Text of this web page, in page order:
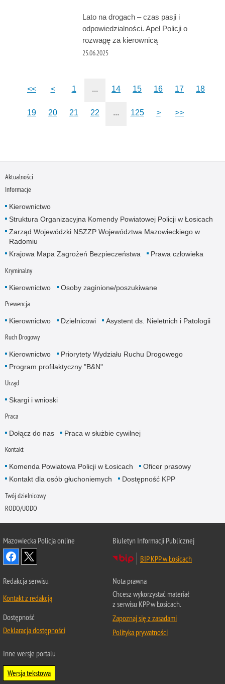
Lato na drogach – czas pasji i
odpowiedzialności. Apel Policji o
rozwagę za kierownicą
25.06.2025
<< < 1 ... 14 15 16 17 18
19 20 21 22 ... 125 > >>
Aktualności
Informacje
Kierownictwo
Struktura Organizacyjna Komendy Powiatowej Policji w Łosicach
Zarząd Wojewódzki NSZZP Województwa Mazowieckiego w
Radomiu
Krajowa Mapa Zagrożeń Bezpieczeństwa
Prawa człowieka
Kryminalny
Kierownictwo Osoby zaginione/poszukiwane
Prewencja
Kierownictwo Dzielnicowi Asystent ds. Nieletnich i Patologii
Ruch Drogowy
Kierownictwo
Priorytety Wydziału Ruchu Drogowego
Program profilaktyczny "B&N"
Urząd
Skargi i wnioski
Praca
Dołącz do nas Praca w służbie cywilnej
Kontakt
Komenda Powiatowa Policji w Łosicach
Oficer prasowy
Kontakt dla osób głuchoniemych
Dostępność KPP
Twój dzielnicowy
RODO/UODO
Mazowiecka Policja online
Biuletyn Informacji Publicznej
BIP KPP w Łosicach
Redakcja serwisu
Kontakt z redakcją
Dostępność
Deklaracja dostępności
Nota prawna
Chcesz wykorzystać materiał
z serwisu KPP w Łosicach.
Zapoznaj się z zasadami
Polityka prywatności
Inne wersje portalu
Wersja tekstowa